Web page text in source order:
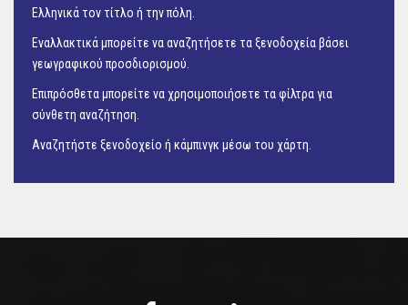
Ελληνικά τον τίτλο ή την πόλη.
Εναλλακτικά μπορείτε να αναζητήσετε τα ξενοδοχεία βάσει
γεωγραφικού προσδιορισμού.
Επιπρόσθετα μπορείτε να χρησιμοποιήσετε τα φίλτρα για
σύνθετη αναζήτηση.
Αναζητήστε ξενοδοχείο ή κάμπινγκ μέσω του χάρτη.